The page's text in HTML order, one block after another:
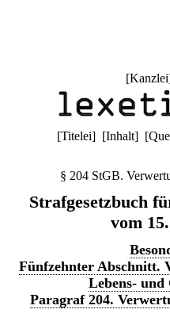
[Kanzlei
[Titelei] [Inhalt] [
§ 204 StGB.
Strafgesetzbuch
vom
Fünfzehnter Abschnitt.
Lebens- und
Paragraf 204.